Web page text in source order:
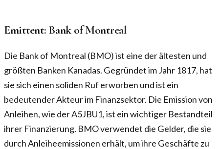
Emittent: Bank of Montreal
Die Bank of Montreal (BMO) ist eine der ältesten und
größten Banken Kanadas. Gegründet im Jahr 1817, hat
sie sich einen soliden Ruf erworben und ist ein
bedeutender Akteur im Finanzsektor. Die Emission von
Anleihen, wie der A5JBU1, ist ein wichtiger Bestandteil
ihrer Finanzierung. BMO verwendet die Gelder, die sie
durch Anleiheemissionen erhält, um ihre Geschäfte zu